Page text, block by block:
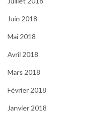
Juin 2018
Mai 2018
Avril 2018
Mars 2018
Février 2018
Janvier 2018